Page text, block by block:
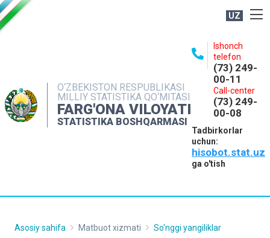
UZ
O‘ZBEKISTON RESPUBLIKASI
MILLIY STATISTIKA QO‘MITASI
FARG'ONA VILOYATI
STATISTIKA BOSHQARMASI
Ishonch
telefon
(73) 249-
00-11
Call-center
(73) 249-
00-08
Tadbirkorlar
uchun:
hisobot.stat.uz
ga o'tish
NASHRLAR
INTERAKTIV XIZMATLAR
MATBUOT XIZMATI
Asosiy sahifa Matbuot xizmati So'nggi yangiliklar